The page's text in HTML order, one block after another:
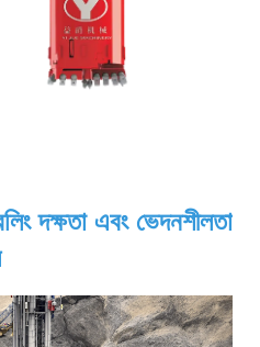
দক্ষতা এবং ভেদনশীলতা